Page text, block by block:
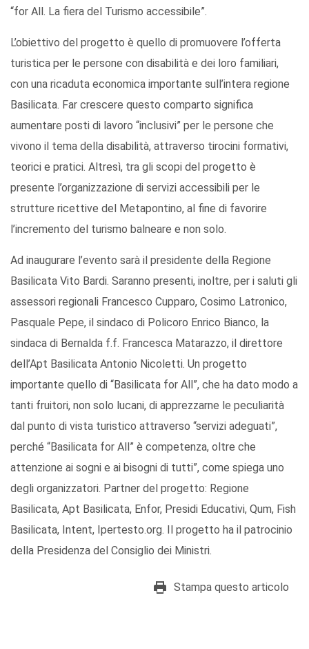
“for All. La fiera del Turismo accessibile”.
L’obiettivo del progetto è quello di promuovere l’offerta
turistica per le persone con disabilità e dei loro familiari,
con una ricaduta economica importante sull’intera regione
Basilicata. Far crescere questo comparto significa
aumentare posti di lavoro “inclusivi” per le persone che
vivono il tema della disabilità, attraverso tirocini formativi,
teorici e pratici. Altresì, tra gli scopi del progetto è
presente l’organizzazione di servizi accessibili per le
strutture ricettive del Metapontino, al fine di favorire
l’incremento del turismo balneare e non solo.
Ad inaugurare l’evento sarà il presidente della Regione
Basilicata Vito Bardi. Saranno presenti, inoltre, per i saluti gli
assessori regionali Francesco Cupparo, Cosimo Latronico,
Pasquale Pepe, il sindaco di Policoro Enrico Bianco, la
sindaca di Bernalda f.f. Francesca Matarazzo, il direttore
dell’Apt Basilicata Antonio Nicoletti. Un progetto
importante quello di “Basilicata for All”, che ha dato modo a
tanti fruitori, non solo lucani, di apprezzarne le peculiarità
dal punto di vista turistico attraverso “servizi adeguati”,
perché “Basilicata for All” è competenza, oltre che
attenzione ai sogni e ai bisogni di tutti”, come spiega uno
degli organizzatori. Partner del progetto: Regione
Basilicata, Apt Basilicata, Enfor, Presidi Educativi, Qum, Fish
Basilicata, Intent, Ipertesto.org. Il progetto ha il patrocinio
della Presidenza del Consiglio dei Ministri.
Stampa questo articolo